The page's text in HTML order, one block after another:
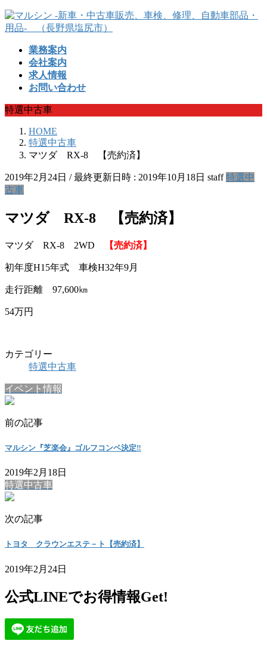
コ
ン
キ
ッ
ナ
ビ
に
移
業務案内
会社案内
求人情報
お問い合わせ
特選中古車
HOME
特選中古車
マツダ RX-8 【売約済】
2019年2月24日 / 最終更新日時 : 2019年10月18日 staff 特選中
古車
マツダ RX-8 【売約済】
マツダ RX-8 2WD 【売約済】
初年度H15年式 車検H32年9月
走行距離 97,600㎞
54万円
カテゴリー
特選中古車
イベント情報
前の記事
マルシン『芝楽会』ゴルフコンペ決定‼
2019年2月18日
特選中古車
次の記事
トヨタ クラウンエステ－ト【売約済】
2019年2月24日
公式LINEでお得情報Get!